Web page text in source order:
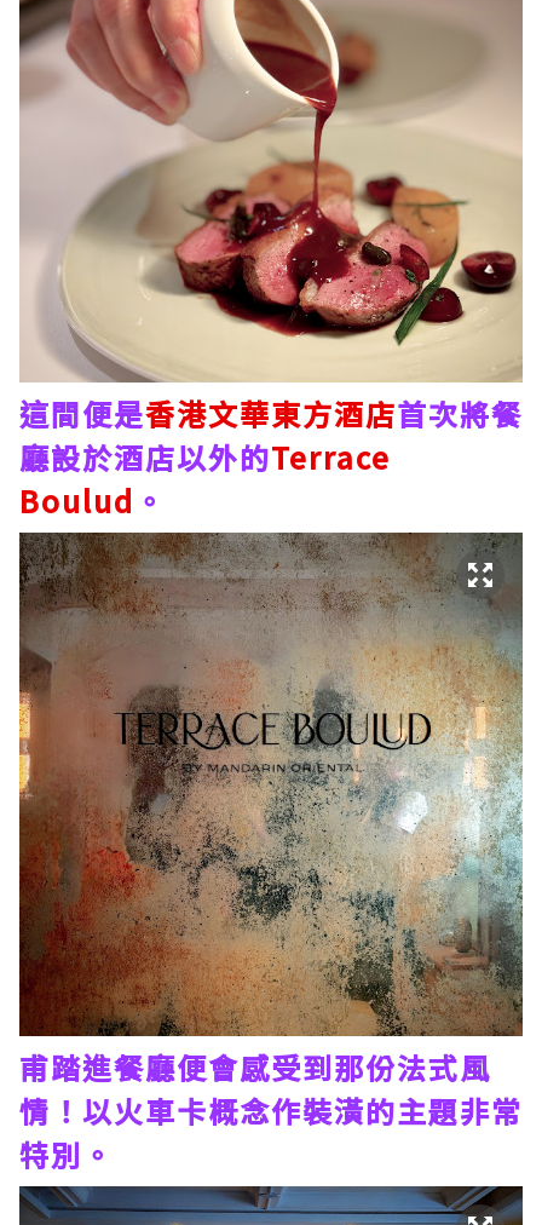
這間便是香港文華東方酒店首次將餐
廳設於酒店以外的Terrace
Boulud 。
甫踏進餐廳便會感受到那份法式風
情！以火車卡概念作裝潢的主題非常
特別。